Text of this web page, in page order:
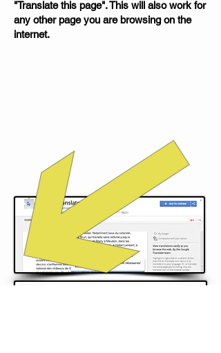
"Translate this page". This will also work for
any other page you are browsing on the
internet.